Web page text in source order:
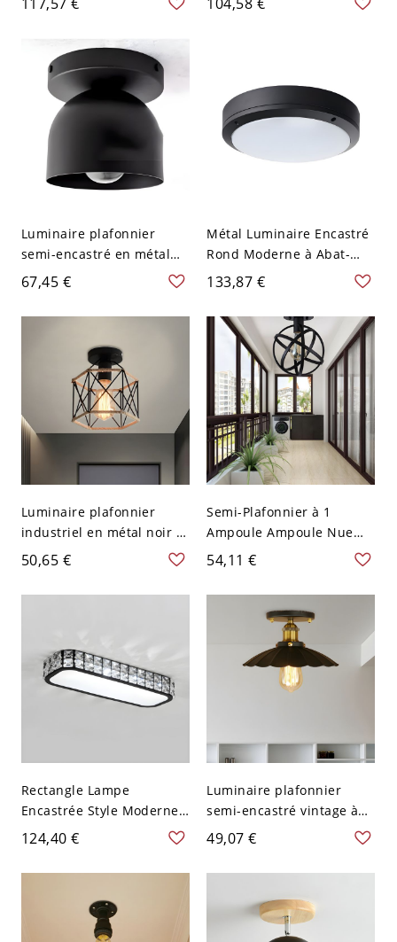
Encastré en Métal - Noir
110 V-120 V 30,48 cm
tête et poignée pour
Luminaire plafonnier
semi-encastré en métal
élégant avec abat-jour en
fer vers le bas pour les
maisons modernes - 110
67,45 €
Métal Luminaire Encastré
Rond Moderne à Abat-
Jour en Plastique
Plafonnier LED pour
Balcon - 110 V-120 V Noir
21,59 cm
133,87 €
Luminaire plafonnier
industriel en métal noir à
cage hexagonale et détail
en corde, 1 ampoule
50,65 €
Semi-Plafonnier à 1
Ampoule Ampoule Nue
avec Cage Sphère en Noir
Métallique Lampe Semi-
Encastrée Style Industriel
- Noir 110 V-120 V
54,11 €
Rectangle Lampe
Encastrée Style Moderne
Acrylique Plafonnier LED
avec Cristal pour Couloir -
Noir 110 V-120 V 38,1 cm
124,40 €
Luminaire plafonnier
semi-encastré vintage à
ampoule unique en métal
noir avec bordure
festonnée
49,07 €